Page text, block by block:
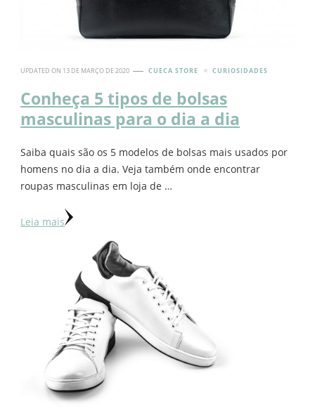
UPDATED ON 13 DE MARÇO DE 2020 CUECA STORE CURIOSIDADES
Conheça 5 tipos de bolsas
masculinas para o dia a dia
Saiba quais são os 5 modelos de bolsas mais usados por
homens no dia a dia. Veja também onde encontrar
roupas masculinas em loja de …
Leia mais